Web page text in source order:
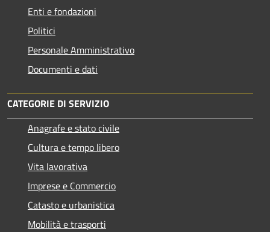
Enti e fondazioni
Politici
Personale Amministrativo
Documenti e dati
CATEGORIE DI SERVIZIO
Anagrafe e stato civile
Cultura e tempo libero
Vita lavorativa
Imprese e Commercio
Catasto e urbanistica
Mobilità e trasporti